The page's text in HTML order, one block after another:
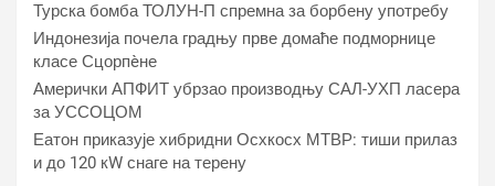
Турска бомба ТОЛУН-П спремна за борбену употребу
Индонезија почела градњу прве домаће подморнице
класе Сцорпèне
Амерички АПФИТ убрзао производњу САЛ-УХП ласера
за УССОЦОМ
Еатон приказује хибридни Осхкосх МТВР: тиши прилаз
и до 120 кW снаге на терену